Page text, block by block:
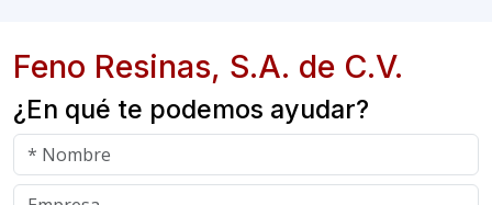
Feno Resinas, S.A. de C.V.
¿En qué te podemos ayudar?